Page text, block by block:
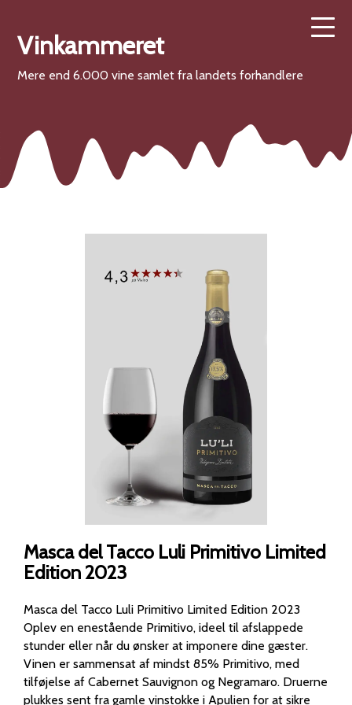
Vinkammeret
Mere end 6.000 vine samlet fra landets forhandlere
Masca del Tacco Luli Primitivo Limited
Edition 2023
Masca del Tacco Luli Primitivo Limited Edition 2023
Oplev en enestående Primitivo, ideel til afslappede
stunder eller når du ønsker at imponere dine gæster.
Vinen er sammensat af mindst 85% Primitivo, med
tilføjelse af Cabernet Sauvignon og Negramaro. Druerne
plukkes sent fra gamle vinstokke i Apulien for at sikre